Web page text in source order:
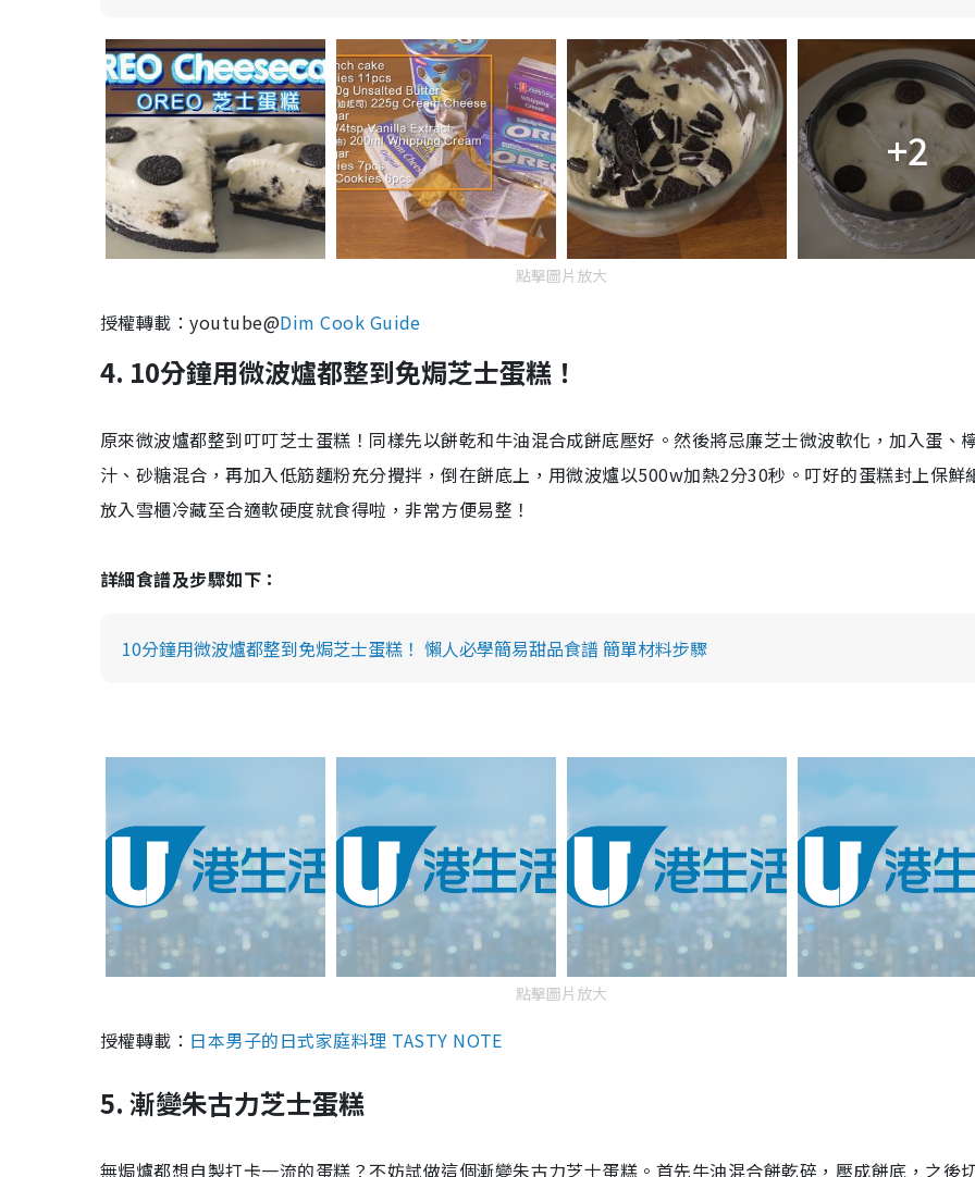
+2
點擊圖片放大
授權轉載：youtube@Dim Cook Guide
4. 10分鐘用微波爐都整到免焗芝士蛋糕！
原來微波爐都整到叮叮芝士蛋糕！同樣先以餅乾和牛油混合成餅底壓好。然後將忌廉芝士微波軟化，加入蛋、
汁、砂糖混合，再加入低筋麵粉充分攪拌，倒在餅底上，用微波爐以500w加熱2分30秒。叮好的蛋糕封上保鮮
放入雪櫃冷藏至合適軟硬度就食得啦，非常方便易整！
詳細食譜及步驟如下：
10分鐘用微波爐都整到免焗芝士蛋糕！ 懶人必學簡易甜品食譜 簡單材料步驟
點擊圖片放大
授權轉載： 日本男子的日式家庭料理 TASTY NOTE
5. 漸變朱古力芝士蛋糕
無焗爐都想自製打卡一流的蛋糕？不妨試做這個漸變朱古力芝士蛋糕。首先牛油混合餅乾碎，壓成餅底，之後